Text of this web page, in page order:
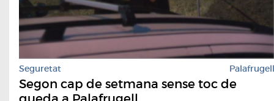
Seguretat Palafrugell
Segon cap de setmana sense toc de